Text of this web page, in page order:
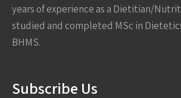
years of experience as a Dietitian/
studied and completed MSc in
BHMS.
Subscribe Us